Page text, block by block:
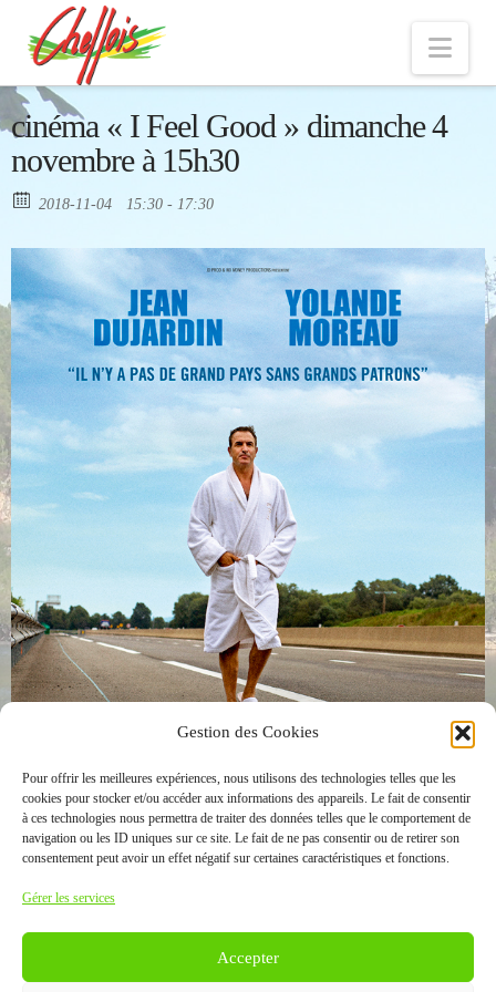
Gestion des Cookies
Pour offrir les meilleures expériences, nous utilisons des technologies telles que les
cookies pour stocker et/ou accéder aux informations des appareils. Le fait de consentir
à ces technologies nous permettra de traiter des données telles que le comportement de
navigation ou les ID uniques sur ce site. Le fait de ne pas consentir ou de retirer son
consentement peut avoir un effet négatif sur certaines caractéristiques et fonctions.
Gérer les services
Accepter
cinéma « I Feel Good » dimanche 4
novembre à 15h30
2018-11-04 15:30 - 17:30